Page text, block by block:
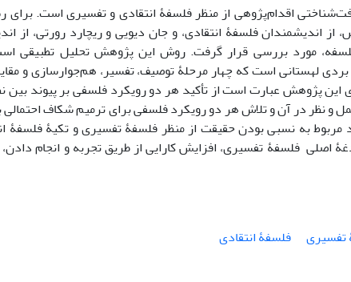
اقدام‌پژوهی از منظر فلسفۀ انتقادی و تفسیری است. برای
اندیشمندان فلسفۀ انتقادی، و جان دیویی و ریچارد رورتی، از
مورد بررسی قرار گرفت. روش این پژوهش تحلیل تطبیقی
لهستانی است که چهار مرحلۀ توصیف، تفسیر، هم‌جوارسازی و
این پژوهش عبارت است از تأکید هر دو رویکرد فلسفی بر پیوند بین
و نظر در آن و تلاش هر دو رویکرد فلسفی برای ترمیم شکاف احتمالی
به نسبی بودن حقیقت از منظر فلسفۀ تفسیری و تکیۀ فلسفۀ
اصلی فلسفۀ تفسیری، افزایش کارایی از طریق تجربه و انجام
تفکر بازتابی است.
تفسیری
فلسفۀ انتقادی